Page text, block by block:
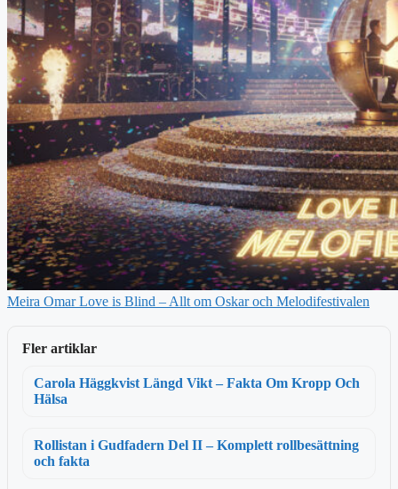
Meira Omar Love is Blind – Allt om Oskar och Melodifestivalen
Fler artiklar
Carola Häggkvist Längd Vikt – Fakta Om Kropp Och
Hälsa
Rollistan i Gudfadern Del II – Komplett rollbesättning
och fakta